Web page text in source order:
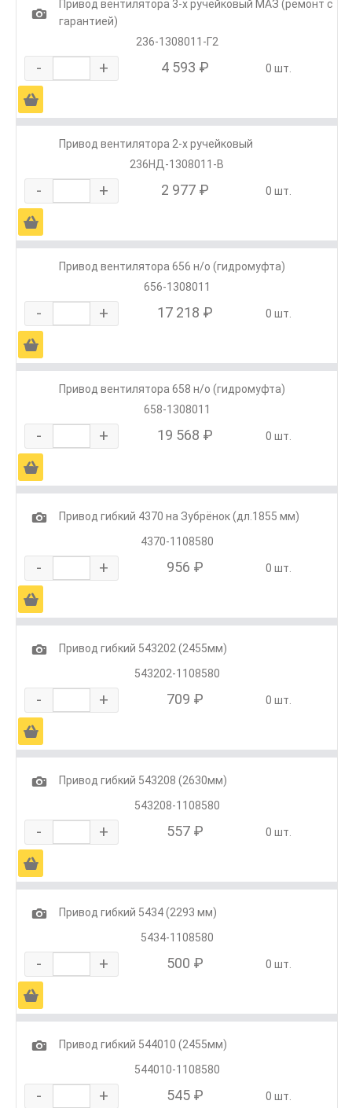
1
Привод вентилятора 3-х ручейковый МАЗ (ремонт с
гарантией)
236-1308011-Г2
- + 4 593 ₽ 0 шт.
Ä
Привод вентилятора 2-х ручейковый
236НД-1308011-В
- + 2 977 ₽ 0 шт.
Ä
Привод вентилятора 656 н/о (гидромуфта)
656-1308011
- + 17 218 ₽ 0 шт.
Ä
Привод вентилятора 658 н/о (гидромуфта)
658-1308011
- + 19 568 ₽ 0 шт.
Ä
1
Привод гибкий 4370 на Зубрёнок (дл.1855 мм)
4370-1108580
- + 956 ₽ 0 шт.
Ä
1
Привод гибкий 543202 (2455мм)
543202-1108580
- + 709 ₽ 0 шт.
Ä
1
Привод гибкий 543208 (2630мм)
543208-1108580
- + 557 ₽ 0 шт.
Ä
1
Привод гибкий 5434 (2293 мм)
5434-1108580
- + 500 ₽ 0 шт.
Ä
1
Привод гибкий 544010 (2455мм)
544010-1108580
- + 545 ₽ 0 шт.